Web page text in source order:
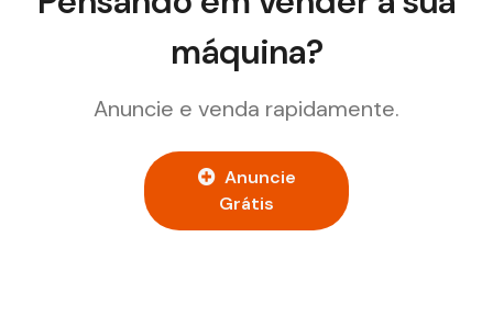
máquina?
Anuncie e venda rapidamente.
Anuncie
Grátis